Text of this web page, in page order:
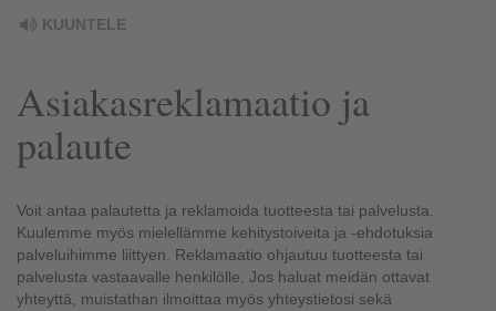
KUUNTELE
Asiakasreklamaatio ja
palaute
Voit antaa palautetta ja reklamoida tuotteesta tai palvelusta.
Kuulemme myös mielellämme kehitystoiveita ja -ehdotuksia
palveluihimme liittyen. Reklamaatio ohjautuu tuotteesta tai
palvelusta vastaavalle henkilölle. Jos haluat meidän ottavat
yhteyttä, muistathan ilmoittaa myös yhteystietosi sekä